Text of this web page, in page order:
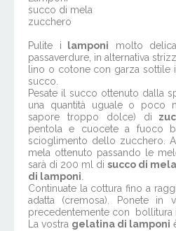
succo di mela
zucchero
Pulite i lamponi molto
passaverdure, in alternativa
lino o cotone con garza sottile
succo.
Pesate il succo ottenuto dalla
una quantità uguale o poco
sapore troppo dolce) di
pentola e cuocete a fuoco
scioglimento dello zucchero.
mela ottenuto passando le
sarà di 200 ml di succo di mela
di lamponi.
Continuate la cottura fino a
adatta (cremosa). Ponete in
precedentemente con bollitura
La vostra gelatina di lamponi